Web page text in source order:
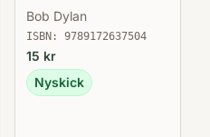
Bob Dylan
ISBN: 9789172637504
15 kr
Nyskick